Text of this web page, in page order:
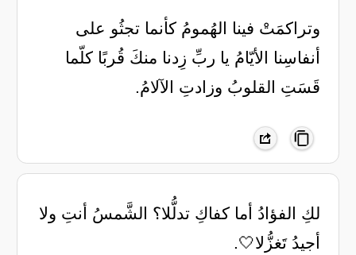
‏وتراكمَتْ فينا الهُمومُ كأنما ‏تجثُو على
أنفاسِنا الأيّامُ ‏يا ربِّ زِدنا منكَ قُربًا كلّما
‏قَسَتِ القلوبُ وزادتِ الآلامُ.
لكِ الفؤادُ أما كفاكِ تدلُّلا؟ ‏الشَّمسُ أنتِ ولا
أجيدُ تَغزُّلا🤍.